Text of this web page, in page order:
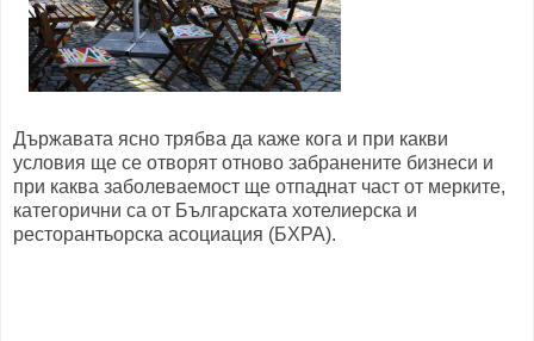
Държавата ясно трябва да каже кога и при какви
условия ще се отворят отново забранените бизнеси и
при каква заболеваемост ще отпаднат част от мерките,
категорични са от Българската хотелиерска и
ресторантьорска асоциация (БХРА).